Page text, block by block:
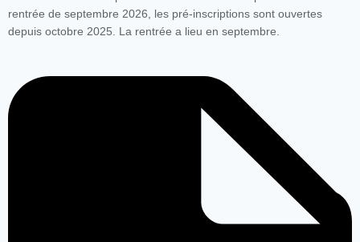
rentrée de septembre 2026, les pré-inscriptions sont ouvertes
depuis octobre 2025. La rentrée a lieu en septembre.